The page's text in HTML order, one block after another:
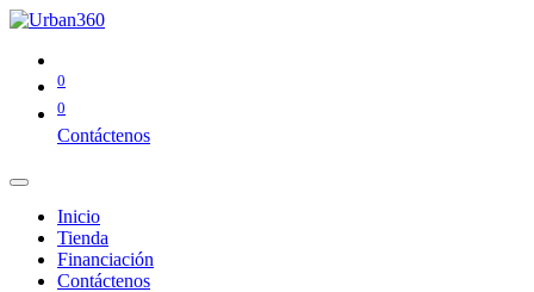
0
0
Contáctenos
Inicio
Tienda
Financiación
Contáctenos